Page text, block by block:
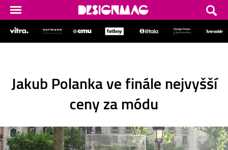
Jakub Polanka ve finále nejvyšší
ceny za módu